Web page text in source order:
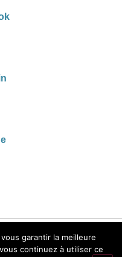
garantir la meilleure
continuez à utiliser ce